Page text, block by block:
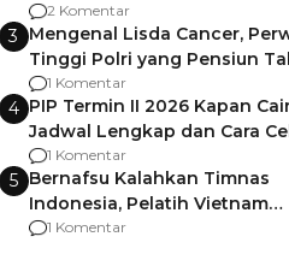
Pemalang
2 Komentar
3 Mengenal Lisda Cancer,
Tinggi Polri yang Pensiun
Usai Jadi Brigjen
1 Komentar
4 PIP Termin II 2026 Kapan
Jadwal Lengkap dan Cara
agar Dana Tidak Hangus!
1 Komentar
5 Bernafsu Kalahkan Timnas
Indonesia, Pelatih Vietnam
Berencana Pakai Jimat di
1 Komentar